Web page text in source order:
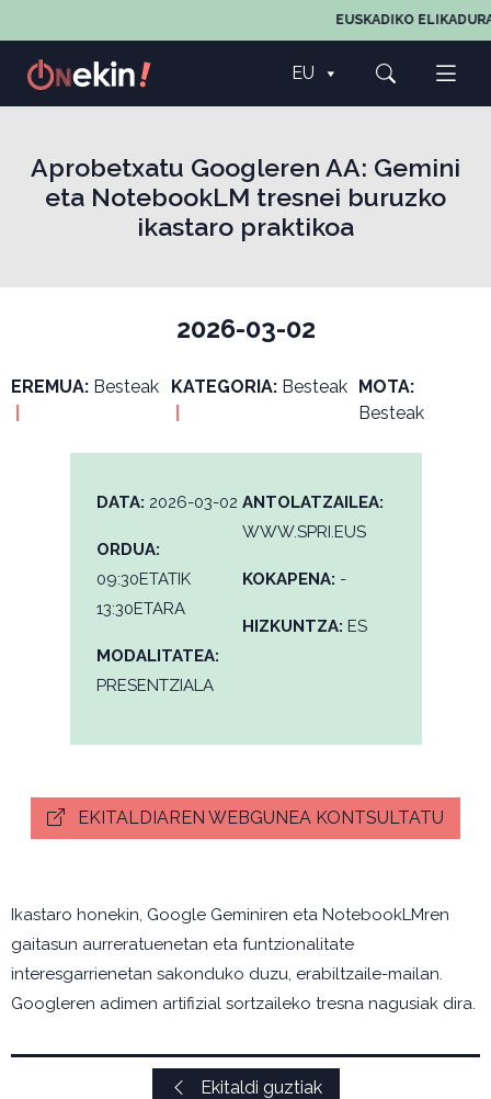
EUSKADIKO
EU
Aprobetxatu Googleren AA: Gemini
eta NotebookLM tresnei buruzko
ikastaro praktikoa
2026-03-02
EREMUA: Besteak
KATEGORIA: Besteak MOTA:
Besteak
DATA: 2026-03-02
ORDUA:
09:30ETATIK
13:30ETARA
MODALITATEA:
PRESENTZIALA
ANTOLATZAILEA:
WWW.SPRI.EUS
KOKAPENA: -
HIZKUNTZA: ES
EKITALDIAREN WEBGUNEA KONTSULTATU
Ikastaro honekin, Google Geminiren eta NotebookLMren
gaitasun aurreratuenetan eta funtzionalitate
interesgarrienetan sakonduko duzu, erabiltzaile-mailan.
Googleren adimen artifizial sortzaileko tresna nagusiak dira.
Ekitaldi guztiak